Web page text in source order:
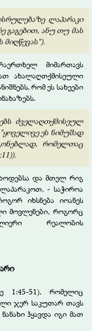
ლაპარაკი
გაგებით, ანუ თუ მას
მიმართავს
ახალაღთქმისეული
რომ ეს სახეები
ძველაღთქმისეულ
ეს ნიმუშად
რომელთაც
და მთელ რიგ
- საჭიროა
იხსნება იოანეს
მოვლენები, როგორც
რეალობის
1:45-51), რომელიც
ჯერ საკუთარ თავს
ჰყავდა იგი მათ